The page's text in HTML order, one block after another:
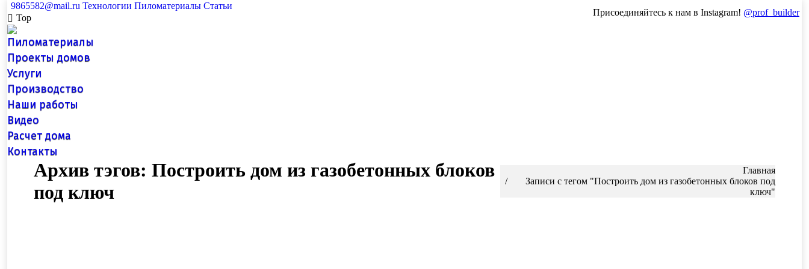
9865582@mail.ru Технологии Пиломатериалы Статьи
Top
Присоединяйтесь к нам в Instagram! @prof_builder
Пиломатериалы
Проекты домов
Услуги
Производство
Наши работы
Видео
Расчет дома
Контакты
Архив тэгов: Построить дом из газобетонных блоков
под ключ
Главная
Записи с тегом "Построить дом из газобетонных блоков под
ключ"